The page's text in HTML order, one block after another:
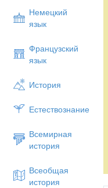
Немецкий
язык
Французский
язык
История
Естествознание
Всемирная
история
Всеобщая
история